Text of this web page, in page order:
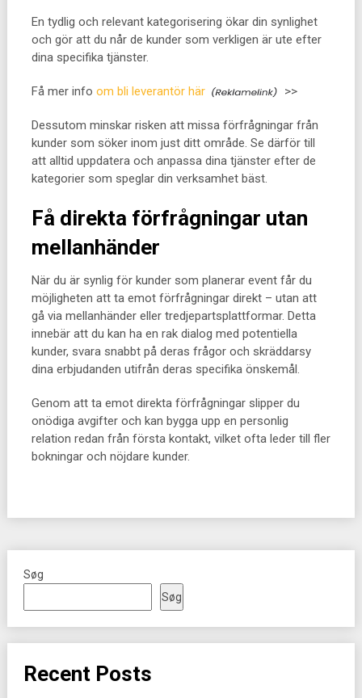
En tydlig och relevant kategorisering ökar din synlighet
och gör att du når de kunder som verkligen är ute efter
dina specifika tjänster.
Få mer info om bli leverantör här >>
Dessutom minskar risken att missa förfrågningar från
kunder som söker inom just ditt område. Se därför till
att alltid uppdatera och anpassa dina tjänster efter de
kategorier som speglar din verksamhet bäst.
Få direkta förfrågningar utan
mellanhänder
När du är synlig för kunder som planerar event får du
möjligheten att ta emot förfrågningar direkt – utan att
gå via mellanhänder eller tredjepartsplattformar. Detta
innebär att du kan ha en rak dialog med potentiella
kunder, svara snabbt på deras frågor och skräddarsy
dina erbjudanden utifrån deras specifika önskemål.
Genom att ta emot direkta förfrågningar slipper du
onödiga avgifter och kan bygga upp en personlig
relation redan från första kontakt, vilket ofta leder till fler
bokningar och nöjdare kunder.
Søg
Søg
Recent Posts